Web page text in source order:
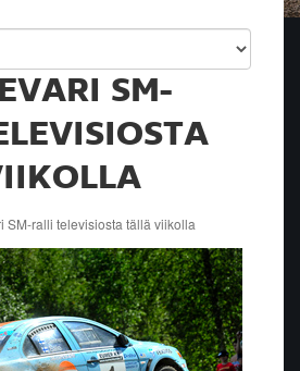
SM-
SM-ralli televisiosta tällä viikolla